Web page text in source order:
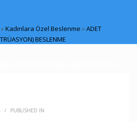
»Kadınlara Özel Beslenme »ADET
BESLENME
/ PUBLISHED IN